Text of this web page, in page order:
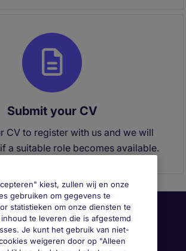
Submit your CV
CV to register with us and we will
a suitable role becomes available.
kiest, zullen wij en onze
gebruiken om gegevens te
statistieken om onze diensten te
te leveren die is afgestemd
Je kunt het gebruik van niet-
weigeren door op "Alleen